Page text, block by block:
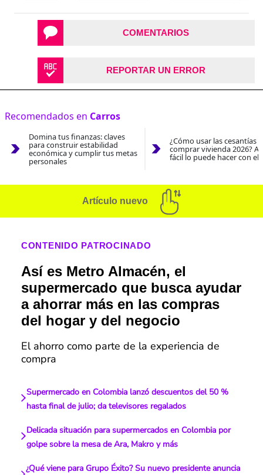
COMENTARIOS
REPORTAR UN ERROR
Recomendados en Carros
Domina tus finanzas: claves
para construir estabilidad
económica y cumplir tus metas
personales
¿Cómo usar las cesantías
comprar vivienda 2026?
fácil lo puede hacer con el
Artículo nuevo
CONTENIDO PATROCINADO
Así es Metro Almacén, el
supermercado que busca ayudar
a ahorrar más en las compras
del hogar y del negocio
El ahorro como parte de la experiencia de
compra
Supermercado en Colombia lanzó descuentos del 50 %
hasta final de julio; da televisores regalados
Delicada situación para supermercados en Colombia por
golpe sobre la mesa de Ara, Makro y más
¿Qué viene para Grupo Éxito? Su nuevo presidente anuncia